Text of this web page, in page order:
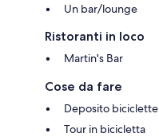
Un bar/lounge
Ristoranti in loco
Martin's Bar
Cose da fare
Deposito biciclette
Tour in bicicletta